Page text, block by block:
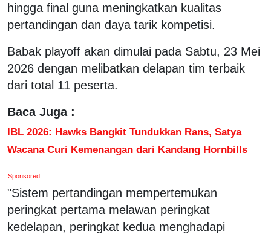
hingga final guna meningkatkan kualitas
pertandingan dan daya tarik kompetisi.
Babak playoff akan dimulai pada Sabtu, 23 Mei
2026 dengan melibatkan delapan tim terbaik
dari total 11 peserta.
Baca Juga :
IBL 2026: Hawks Bangkit Tundukkan Rans, Satya
Wacana Curi Kemenangan dari Kandang Hornbills
Sponsored
"Sistem pertandingan mempertemukan
peringkat pertama melawan peringkat
kedelapan, peringkat kedua menghadapi